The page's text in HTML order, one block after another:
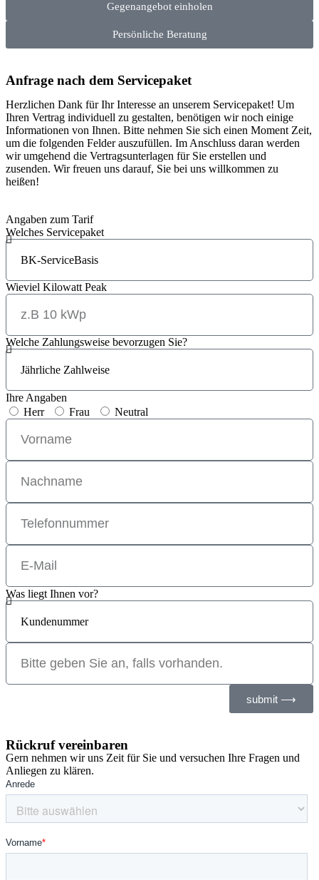
Gegenangebot einholen
Persönliche Beratung
Anfrage nach dem Servicepaket
Herzlichen Dank für Ihr Interesse an unserem Servicepaket! Um
Ihren Vertrag individuell zu gestalten, benötigen wir noch einige
Informationen von Ihnen. Bitte nehmen Sie sich einen Moment Zeit,
um die folgenden Felder auszufüllen. Im Anschluss daran werden
wir umgehend die Vertragsunterlagen für Sie erstellen und
zusenden. Wir freuen uns darauf, Sie bei uns willkommen zu
heißen!
Angaben zum Tarif
Welches Servicepaket
Wieviel Kilowatt Peak
Welche Zahlungsweise bevorzugen Sie?
Ihre Angaben
Herr
Frau Neutral
Was liegt Ihnen vor?
submit ⟶
Rückruf vereinbaren
Gern nehmen wir uns Zeit für Sie und versuchen Ihre Fragen und
Anliegen zu klären.